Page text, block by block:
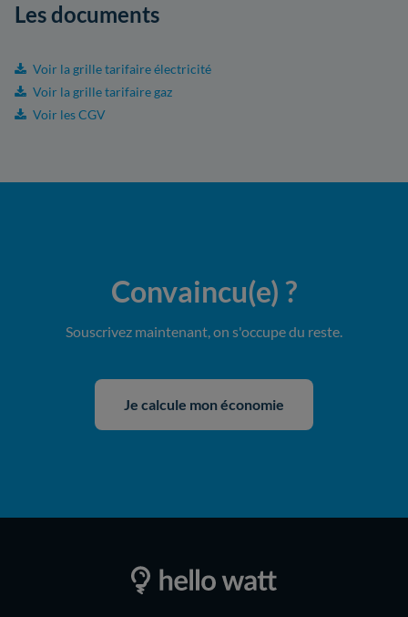
Les documents
Voir la grille tarifaire électricité
Voir la grille tarifaire gaz
Voir les CGV
Convaincu(e) ?
Souscrivez maintenant, on s'occupe du reste.
Je calcule mon économie